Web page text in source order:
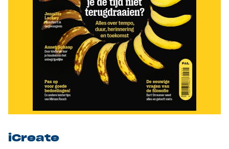
iCreate